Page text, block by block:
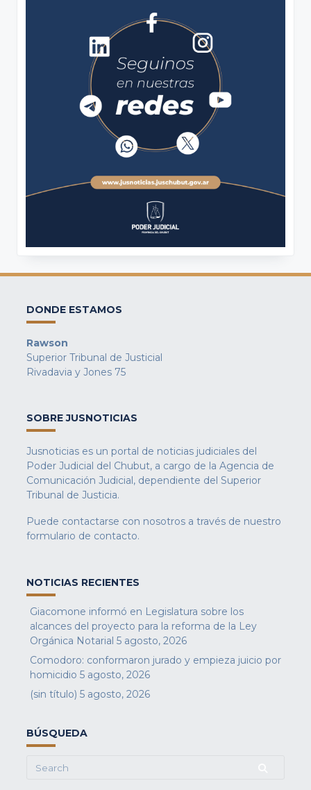
DONDE ESTAMOS
Rawson
Superior Tribunal de Justicial
Rivadavia y Jones 75
SOBRE JUSNOTICIAS
Jusnoticias es un portal de noticias judiciales del
Poder Judicial del Chubut, a cargo de la Agencia de
Comunicación Judicial, dependiente del Superior
Tribunal de Justicia.
Puede contactarse con nosotros a través de nuestro
formulario de contacto.
NOTICIAS RECIENTES
Giacomone informó en Legislatura sobre los
alcances del proyecto para la reforma de la Ley
Orgánica Notarial 5 agosto, 2026
Comodoro: conformaron jurado y empieza juicio por
homicidio 5 agosto, 2026
(sin título) 5 agosto, 2026
BÚSQUEDA
Search